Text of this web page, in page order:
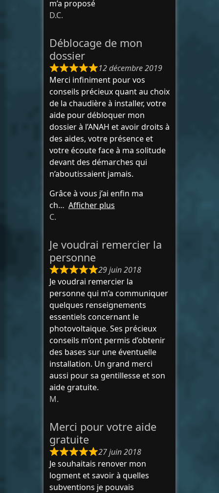
m’a proposé
D.C.
Déblocage de mon
dossier
12 décembre 2019
Merci infiniment pour vos
conseils précieux quant au choix
de la chaudière à installer, votre
aide pour débloquer mon
dossier à l’ANAH et avoir droits à
des aides, votre présence et
votre écoute face à ma solitude
devant des démarches qui
n’aboutissaient jamais.
Grâce à vous j’ai enfin ma
ch
Afficher plus
C.
Je voudrai remercier la
personne
29 juin 2018
Je voudrai remercier la
personne qui m’a communiquer
quelques renseignements
essentiels concernant le
photovoltaique. Ses précieux
conseils m’ont permis d’obtenir
des bases sur une éventuelle
installation. Un grand merci
aussi pour sa gentillesse et son
aide gratuite.
M.
Merci pour votre aide
gratuite
27 juin 2018
Je souhaitais renover mon
logment et savoir à quelles
subventions je pouvais